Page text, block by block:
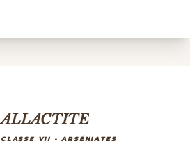
ALLACTITE
CLASSE VII - ARSÉNIATES